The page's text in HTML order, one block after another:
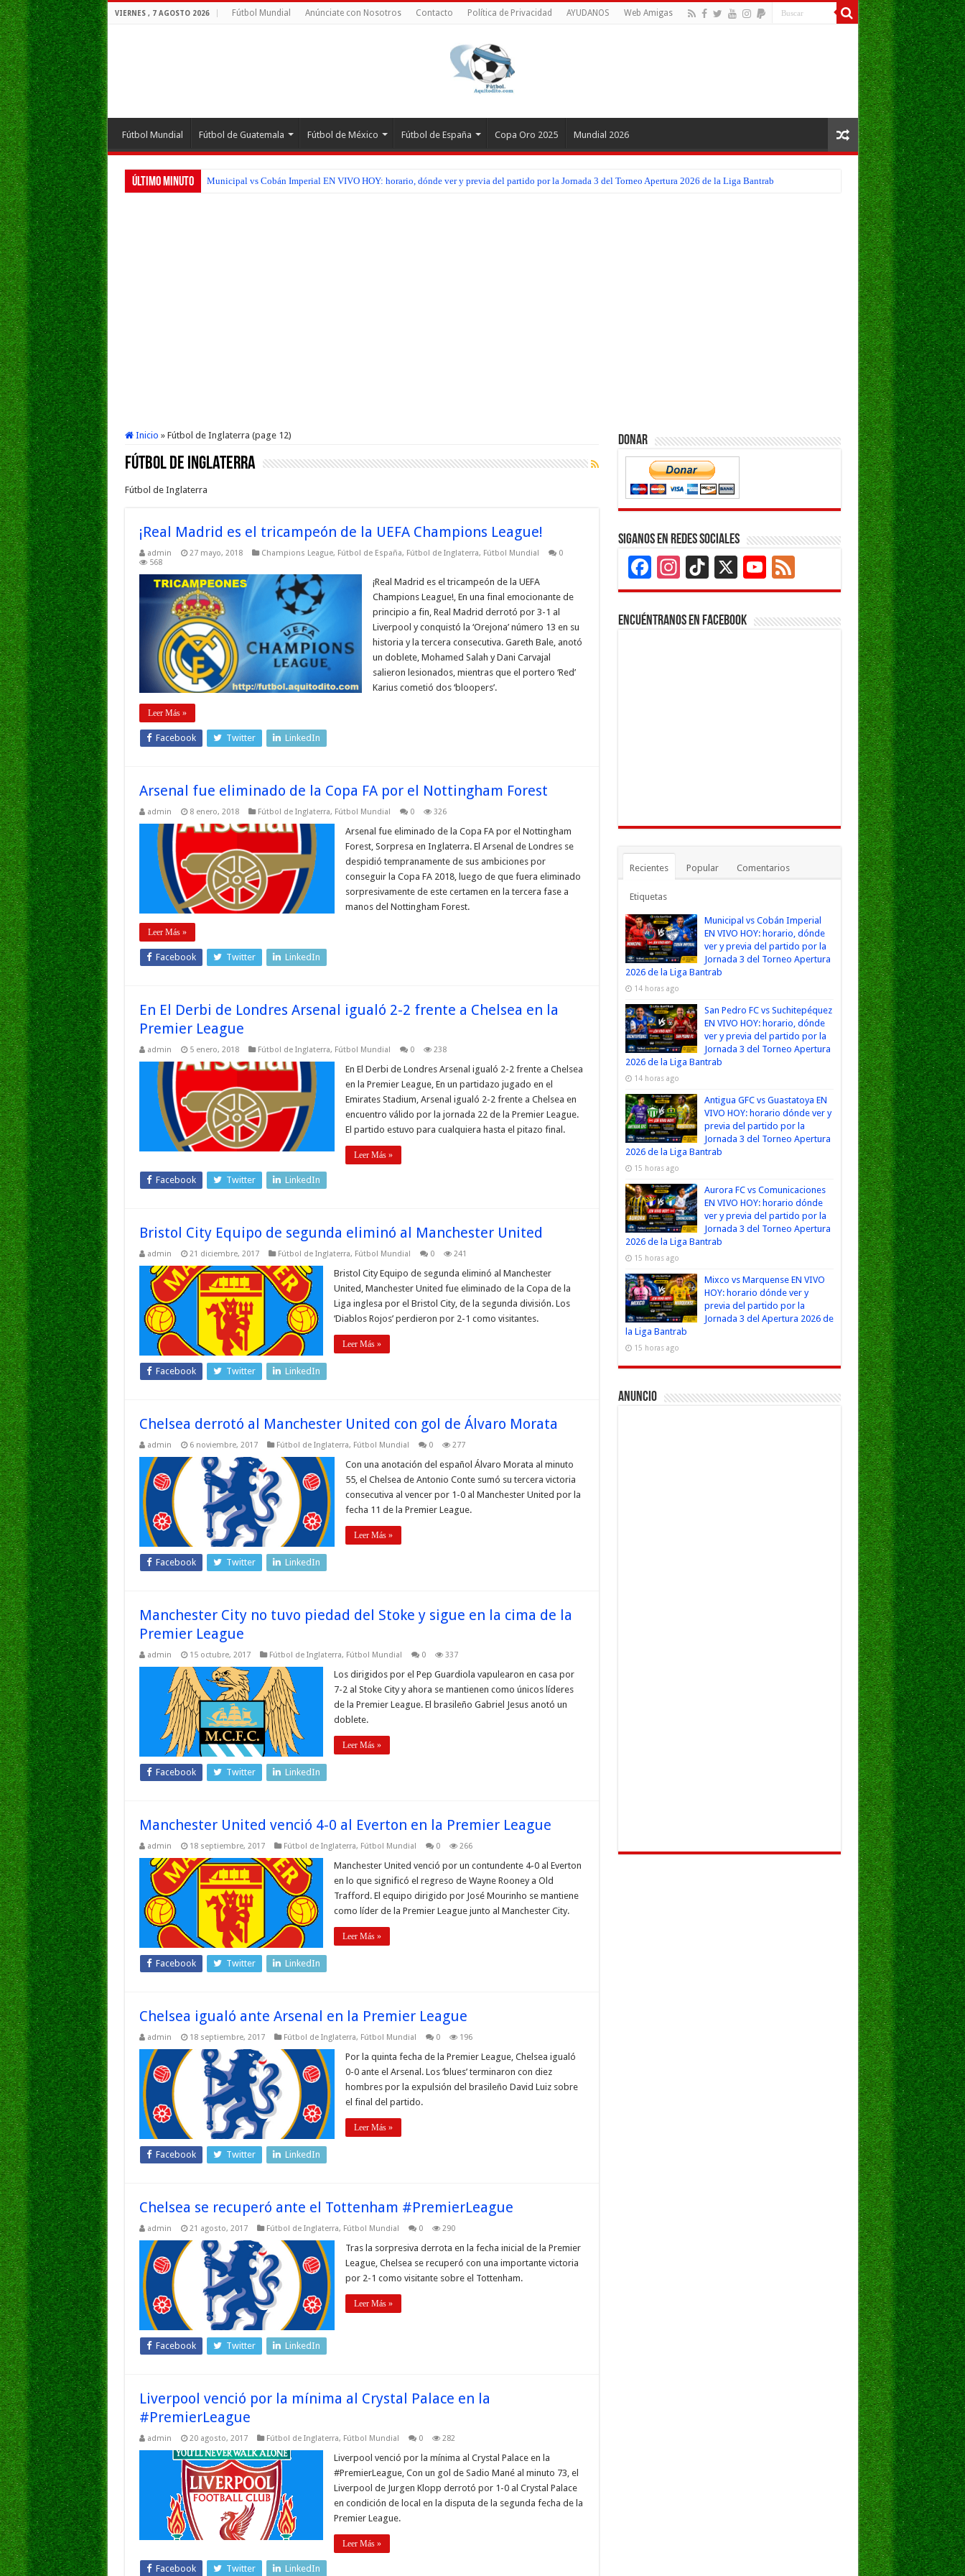
VIERNES , 7 AGOSTO 2026 Fútbol Mundial Anúnciate con Nosotros Contacto Política de Privacidad AYUDANOS Web Amigas
Fútbol Mundial Fútbol de Guatemala Fútbol de México Fútbol de España Copa Oro 2025 Mundial 2026
Último Minuto Municipal vs Cobán Imperial EN VIVO HOY: horario, dónde ver y previa del partido por la Jornada 3 del Torneo Apertura 2026 de la Liga Bantrab
San Pedro FC vs Suchitepéquez EN VIVO HOY: horario, dónde ver y previa del partido por la Jornada 3 del Torneo Apertura 2026 de la Liga Bantrab
Inicio » Fútbol de Inglaterra (page 12)
Fútbol de Inglaterra
Fútbol de Inglaterra
¡Real Madrid es el tricampeón de la UEFA Champions League!
admin 27 mayo, 2018 Champions League, Fútbol de España, Fútbol de Inglaterra, Fútbol Mundial
0
568
¡Real Madrid es el tricampeón de la UEFA
Champions League!, En una final emocionante de
principio a fin, Real Madrid derrotó por 3-1 al
Liverpool y conquistó la ‘Orejona’ número 13 en su
historia y la tercera consecutiva. Gareth Bale, anotó
un doblete, Mohamed Salah y Dani Carvajal
salieron lesionados, mientras que el portero ‘Red’
Karius cometió dos ‘bloopers’.
Leer Más »
Facebook Twitter LinkedIn
Arsenal fue eliminado de la Copa FA por el Nottingham Forest
admin 8 enero, 2018 Fútbol de Inglaterra, Fútbol Mundial 0 326
Arsenal fue eliminado de la Copa FA por el Nottingham
Forest, Sorpresa en Inglaterra. El Arsenal de Londres se
despidió tempranamente de sus ambiciones por
conseguir la Copa FA 2018, luego de que fuera eliminado
sorpresivamente de este certamen en la tercera fase a
manos del Nottingham Forest.
Leer Más »
Facebook Twitter LinkedIn
En El Derbi de Londres Arsenal igualó 2-2 frente a Chelsea en la
Premier League
admin 5 enero, 2018 Fútbol de Inglaterra, Fútbol Mundial 0 238
En El Derbi de Londres Arsenal igualó 2-2 frente a Chelsea
en la Premier League, En un partidazo jugado en el
Emirates Stadium, Arsenal igualó 2-2 frente a Chelsea en
encuentro válido por la jornada 22 de la Premier League.
El partido estuvo para cualquiera hasta el pitazo final.
Leer Más »
Facebook Twitter LinkedIn
Bristol City Equipo de segunda eliminó al Manchester United
admin 21 diciembre, 2017 Fútbol de Inglaterra, Fútbol Mundial 0 241
Bristol City Equipo de segunda eliminó al Manchester
United, Manchester United fue eliminado de la Copa de la
Liga inglesa por el Bristol City, de la segunda división. Los
‘Diablos Rojos’ perdieron por 2-1 como visitantes.
Leer Más »
Facebook Twitter LinkedIn
Chelsea derrotó al Manchester United con gol de Álvaro Morata
admin 6 noviembre, 2017 Fútbol de Inglaterra, Fútbol Mundial 0 277
Con una anotación del español Álvaro Morata al minuto
55, el Chelsea de Antonio Conte sumó su tercera victoria
consecutiva al vencer por 1-0 al Manchester United por la
fecha 11 de la Premier League.
Leer Más »
Facebook Twitter LinkedIn
Manchester City no tuvo piedad del Stoke y sigue en la cima de la
Premier League
admin 15 octubre, 2017 Fútbol de Inglaterra, Fútbol Mundial 0 337
Los dirigidos por el Pep Guardiola vapulearon en casa por
7-2 al Stoke City y ahora se mantienen como únicos líderes
de la Premier League. El brasileño Gabriel Jesus anotó un
doblete.
Leer Más »
Facebook Twitter LinkedIn
Manchester United venció 4-0 al Everton en la Premier League
admin 18 septiembre, 2017 Fútbol de Inglaterra, Fútbol Mundial 0 266
Manchester United venció por un contundente 4-0 al Everton
en lo que significó el regreso de Wayne Rooney a Old
Trafford. El equipo dirigido por José Mourinho se mantiene
como líder de la Premier League junto al Manchester City.
Leer Más »
Facebook Twitter LinkedIn
Chelsea igualó ante Arsenal en la Premier League
admin 18 septiembre, 2017 Fútbol de Inglaterra, Fútbol Mundial 0 196
Por la quinta fecha de la Premier League, Chelsea igualó
0-0 ante el Arsenal. Los ‘blues’ terminaron con diez
hombres por la expulsión del brasileño David Luiz sobre
el final del partido.
Leer Más »
Facebook Twitter LinkedIn
Chelsea se recuperó ante el Tottenham #PremierLeague
admin 21 agosto, 2017 Fútbol de Inglaterra, Fútbol Mundial 0 290
Tras la sorpresiva derrota en la fecha inicial de la Premier
League, Chelsea se recuperó con una importante victoria
por 2-1 como visitante sobre el Tottenham.
Leer Más »
Facebook Twitter LinkedIn
Liverpool venció por la mínima al Crystal Palace en la
#PremierLeague
admin 20 agosto, 2017 Fútbol de Inglaterra, Fútbol Mundial 0 282
Liverpool venció por la mínima al Crystal Palace en la
#PremierLeague, Con un gol de Sadio Mané al minuto 73, el
Liverpool de Jurgen Klopp derrotó por 1-0 al Crystal Palace
en condición de local en la disputa de la segunda fecha de la
Premier League.
Leer Más »
Facebook Twitter LinkedIn
Donar
Siganos en Redes Sociales
Facebook
Instagram
TikTok
X YouTube
Channel
Feed
Encuéntranos en Facebook
Recientes Popular Comentarios
Etiquetas
Municipal vs Cobán Imperial
EN VIVO HOY: horario, dónde
ver y previa del partido por la
Jornada 3 del Torneo Apertura
2026 de la Liga Bantrab
14 horas ago
San Pedro FC vs Suchitepéquez
EN VIVO HOY: horario, dónde
ver y previa del partido por la
Jornada 3 del Torneo Apertura
2026 de la Liga Bantrab
14 horas ago
Antigua GFC vs Guastatoya EN
VIVO HOY: horario dónde ver y
previa del partido por la
Jornada 3 del Torneo Apertura
2026 de la Liga Bantrab
15 horas ago
Aurora FC vs Comunicaciones
EN VIVO HOY: horario dónde
ver y previa del partido por la
Jornada 3 del Torneo Apertura
2026 de la Liga Bantrab
15 horas ago
Mixco vs Marquense EN VIVO
HOY: horario dónde ver y
previa del partido por la
Jornada 3 del Apertura 2026 de
la Liga Bantrab
15 horas ago
Anuncio